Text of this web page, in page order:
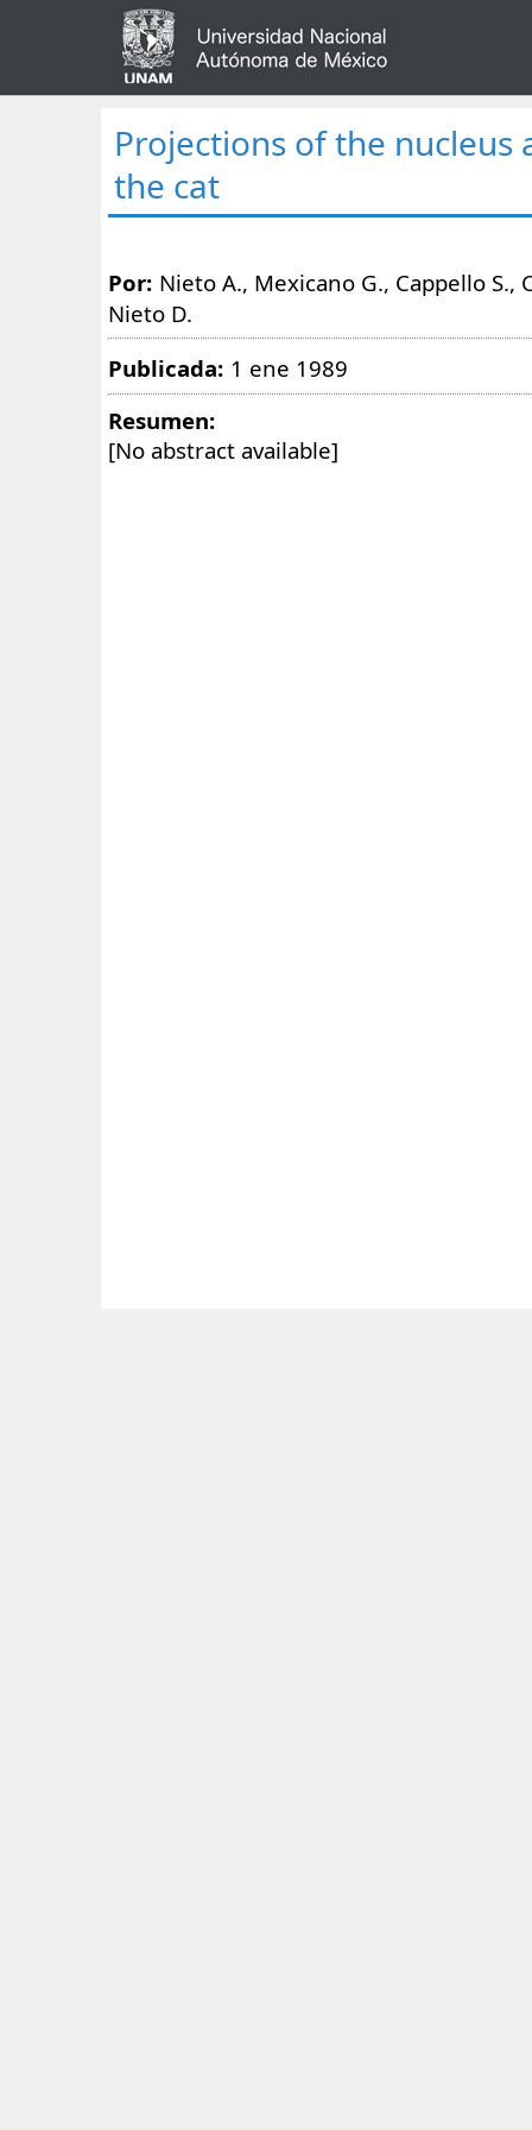
Projections of the nucleus
the cat
Por: Nieto A., Mexicano G., Cappello S.,
Nieto D.
Publicada: 1 ene 1989
Resumen:
[No abstract available]